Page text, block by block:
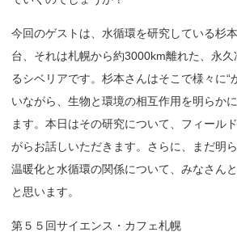
今回のゲストは、水循環を研究している杉
台、それは札幌から約3000km離れた、永
るシベリアです。杉本さんはそこで様々に“
いながら、生物と環境の相互作用を明らか
ます。本日はその研究について、フィール
がらお話しいただきます。さらに、まだ明
温暖化と水循環の関係について、みなさん
と思います。
第５５回サイエンス・カフェ札幌